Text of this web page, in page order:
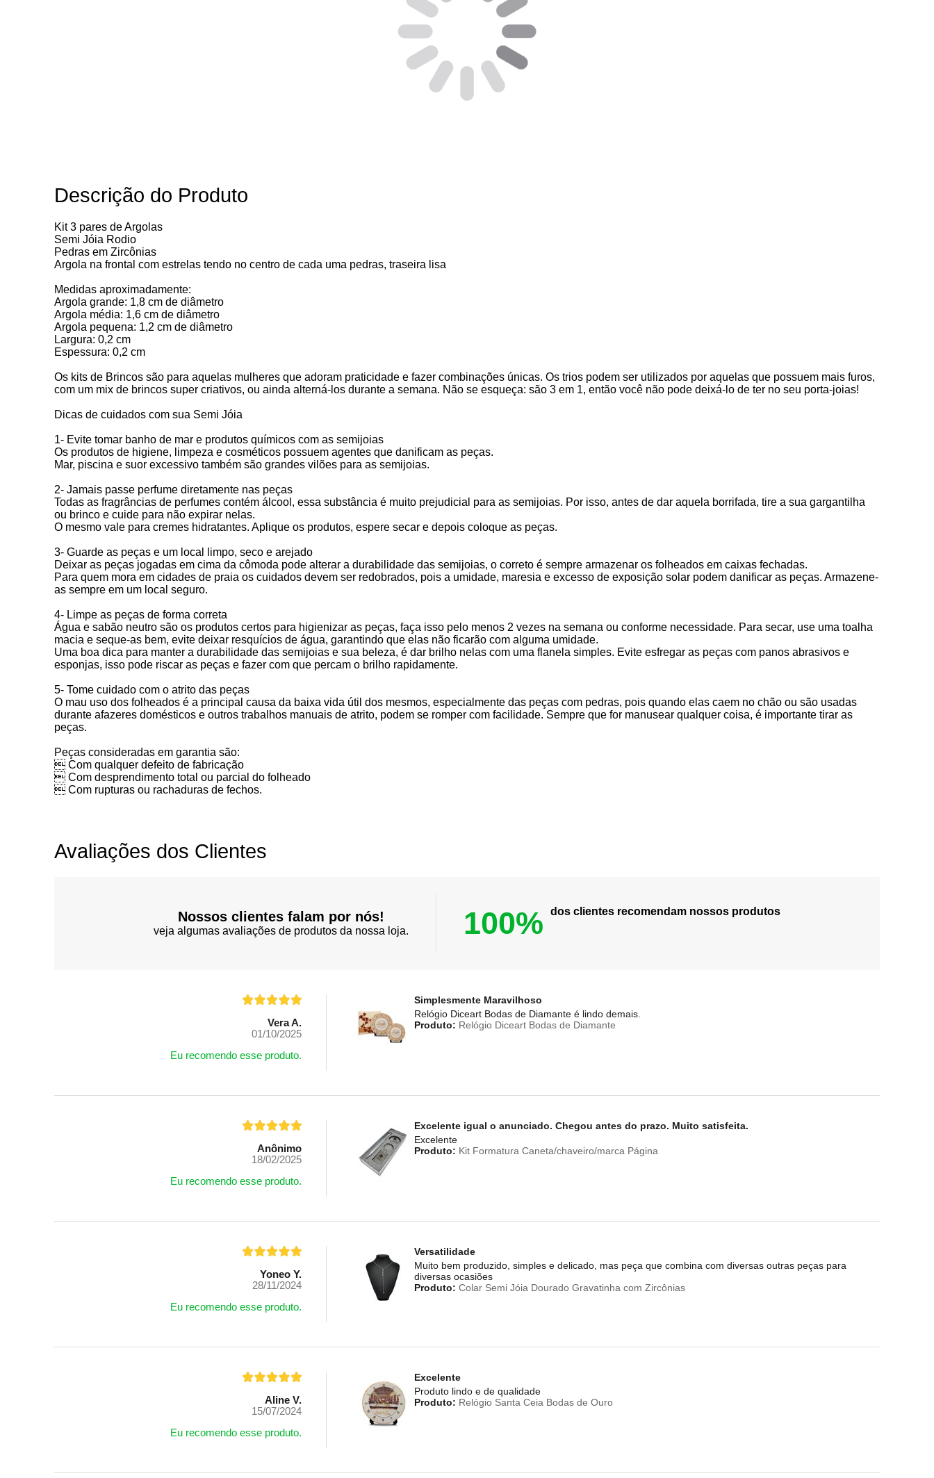
Descrição do Produto
Kit 3 pares de Argolas
Semi Jóia Rodio
Pedras em Zircônias
Argola na frontal com estrelas tendo no centro de cada uma pedras, traseira lisa
Medidas aproximadamente:
Argola grande: 1,8 cm de diâmetro
Argola média: 1,6 cm de diâmetro
Argola pequena: 1,2 cm de diâmetro
Largura: 0,2 cm
Espessura: 0,2 cm
Os kits de Brincos são para aquelas mulheres que adoram praticidade e fazer combinações únicas. Os trios podem ser utilizados por aquelas que possuem mais furos,
com um mix de brincos super criativos, ou ainda alterná-los durante a semana. Não se esqueça: são 3 em 1, então você não pode deixá-lo de ter no seu porta-joias!
Dicas de cuidados com sua Semi Jóia
1- Evite tomar banho de mar e produtos químicos com as semijoias
Os produtos de higiene, limpeza e cosméticos possuem agentes que danificam as peças.
Mar, piscina e suor excessivo também são grandes vilões para as semijoias.
2- Jamais passe perfume diretamente nas peças
Todas as fragrâncias de perfumes contém álcool, essa substância é muito prejudicial para as semijoias. Por isso, antes de dar aquela borrifada, tire a sua gargantilha
ou brinco e cuide para não expirar nelas.
O mesmo vale para cremes hidratantes. Aplique os produtos, espere secar e depois coloque as peças.
3- Guarde as peças e um local limpo, seco e arejado
Deixar as peças jogadas em cima da cômoda pode alterar a durabilidade das semijoias, o correto é sempre armazenar os folheados em caixas fechadas.
Para quem mora em cidades de praia os cuidados devem ser redobrados, pois a umidade, maresia e excesso de exposição solar podem danificar as peças. Armazene-
as sempre em um local seguro.
4- Limpe as peças de forma correta
Água e sabão neutro são os produtos certos para higienizar as peças, faça isso pelo menos 2 vezes na semana ou conforme necessidade. Para secar, use uma toalha
macia e seque-as bem, evite deixar resquícios de água, garantindo que elas não ficarão com alguma umidade.
Uma boa dica para manter a durabilidade das semijoias e sua beleza, é dar brilho nelas com uma flanela simples. Evite esfregar as peças com panos abrasivos e
esponjas, isso pode riscar as peças e fazer com que percam o brilho rapidamente.
5- Tome cuidado com o atrito das peças
O mau uso dos folheados é a principal causa da baixa vida útil dos mesmos, especialmente das peças com pedras, pois quando elas caem no chão ou são usadas
durante afazeres domésticos e outros trabalhos manuais de atrito, podem se romper com facilidade. Sempre que for manusear qualquer coisa, é importante tirar as
peças.
Peças consideradas em garantia são:
 Com qualquer defeito de fabricação
 Com desprendimento total ou parcial do folheado
 Com rupturas ou rachaduras de fechos.
Avaliações dos Clientes
Nossos clientes falam por nós!
veja algumas avaliações de produtos da nossa loja. 100% dos clientes recomendam nossos produtos
Vera A.
01/10/2025
Eu recomendo esse produto.
Simplesmente Maravilhoso
Relógio Diceart Bodas de Diamante é lindo demais.
Produto: Relógio Diceart Bodas de Diamante
Anônimo
18/02/2025
Eu recomendo esse produto.
Excelente igual o anunciado. Chegou antes do prazo. Muito satisfeita.
Excelente
Produto: Kit Formatura Caneta/chaveiro/marca Página
Yoneo Y.
28/11/2024
Eu recomendo esse produto.
Versatilidade
Muito bem produzido, simples e delicado, mas peça que combina com diversas outras peças para
diversas ocasiões
Produto: Colar Semi Jóia Dourado Gravatinha com Zircônias
Aline V.
15/07/2024
Eu recomendo esse produto.
Excelente
Produto lindo e de qualidade
Produto: Relógio Santa Ceia Bodas de Ouro